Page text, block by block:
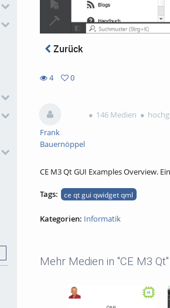
Zurück
4
views
0
Frank
Bauernöppel
146 Medien
CE M3 Qt GUI Examples Overview.
Tags: ce qt gui qwidget qml
Kategorien: Informatik
Mehr Medien in "CE M3 Qt"